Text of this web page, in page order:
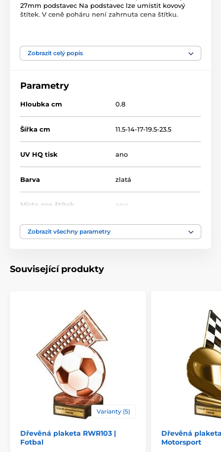
27mm podstavec Na podstavec lze umístit kovový
štítek. V ceně poháru není zahrnuta cena štítku.
Baseball Dřevěné trofeje RW
Zobrazit celý popis
Parametry
Hloubka cm 0.8
Šířka cm 11.5-14-17-19.5-23.5
UV HQ tisk ano
Barva zlatá
Místo pro štítek ano
Výška cm
Způsob personalizace
Zobrazit všechny parametry
Související produkty
Varianty (5)
Dřevěná plaketa RWR103 |
Fotbal
Dřevěná
Motorsport